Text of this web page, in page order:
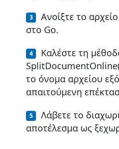
Ανοίξτε το
στο Go.
Καλέστε τη
το όνομα αρχείου
απαιτούμενη
Λάβετε το
αποτέλεσμα ως